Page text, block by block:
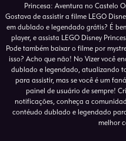
Princesa: Aventura no Castelo
Gostava de assistir a filme LEGO
em dublado e legendado grátis? É
player, e assista LEGO Disney
Pode também baixar o filme por
isso? Acho que não! No Vizer você
dublado e legendado, atualizando
para assistir, mas se você é um
painel de usuário de sempre!
notificações, conheça a
contéudo dublado e legendado
melhor